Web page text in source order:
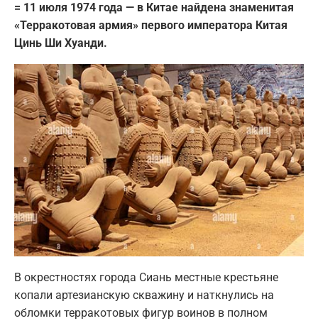
= 11 июля 1974 года — в Китае найдена знаменитая
«Терракотовая армия» первого императора Китая
Цинь Ши Хуанди.
В окрестностях города Сиань местные крестьяне
копали артезианскую скважину и наткнулись на
обломки терракотовых фигур воинов в полном